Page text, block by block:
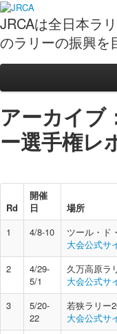
JRCAは全日本ラ
のラリーの振興を
スケジュール
ポイント表
フォト
観戦ガイド
全日本ラリーイベ
ラリー観戦準備５
ガイドブックPDF
全日本ラリーの基礎
全日本ラリーの基
アーカイブ
ー選手権レ
Rd
開催
日
場所
1
4/8-10
ツール・ド
大会公式サ
2
4/29-
5/1
久万高原ラ
大会公式サ
3
5/20-
22
若狭ラリー
大会公式サ